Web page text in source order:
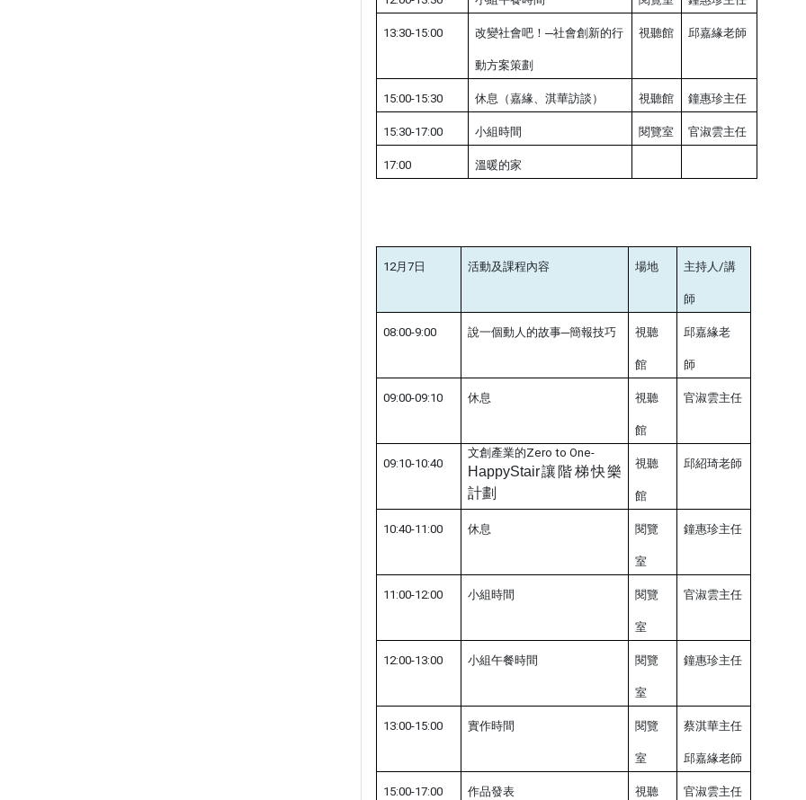
13:30-15:00 改變社會吧！─社會創新的行
動方案策劃
視聽館 邱嘉緣老師
15:00-15:30 休息（嘉緣、淇華訪談） 視聽館 鐘惠珍主任
15:30-17:00 小組時間 閱覽室 官淑雲主任
17:00 溫暖的家
12月7日 活動及課程內容 場地 主持人/講
師
08:00-9:00 說一個動人的故事─簡報技巧 視聽
館
邱嘉緣老
師
09:00-09:10 休息 視聽
館
官淑雲主任
09:10-10:40
文創產業的Zero to One-
HappyStair讓階梯快樂
計劃
視聽
館
邱紹琦老師
10:40-11:00 休息 閱覽
室
鐘惠珍主任
11:00-12:00 小組時間 閱覽
室
官淑雲主任
12:00-13:00 小組午餐時間 閱覽
室
鐘惠珍主任
13:00-15:00 實作時間 閱覽
室
蔡淇華主任
邱嘉緣老師
15:00-17:00 作品發表 視聽 官淑雲主任